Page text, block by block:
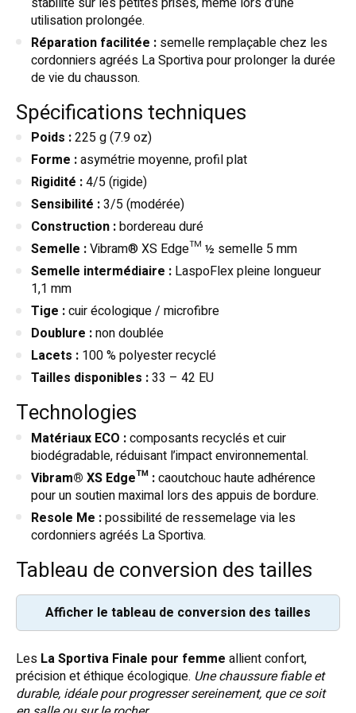
utilisation prolongée.
Réparation facilitée : semelle remplaçable chez les
cordonniers agréés La Sportiva pour prolonger la durée
de vie du chausson.
Spécifications techniques
Poids :225 g (7.9 oz)
Forme :asymétrie moyenne, profil plat
Rigidité :4/5 (rigide)
Sensibilité :3/5 (modérée)
Construction :bordereau duré
Semelle :Vibram® XS Edge™ ½ semelle 5 mm
Semelle intermédiaire : LaspoFlex pleine longueur
1,1 mm
Tige :cuir écologique / microfibre
Doublure :non doublée
Lacets : 100 % polyester recyclé
Tailles disponibles :33 – 42 EU
Technologies
Matériaux ECO :composants recyclés et cuir
biodégradable, réduisant l’impact environnemental.
Vibram® XS Edge™ :caoutchouc haute adhérence
pour un soutien maximal lors des appuis de bordure.
Resole Me :possibilité de ressemelage via les
cordonniers agréés La Sportiva.
Tableau de conversion des tailles
Afficher le tableau de conversion des tailles
Pointure EU
Femme (US)
33
2.5
Les La Sportiva Finale pour femme allient confort,
précision et éthique écologique. Une chaussure fiable et
durable, idéale pour progresser sereinement, que ce soit